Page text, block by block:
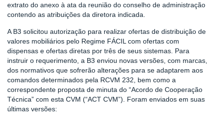
extrato do anexo à ata da reunião do conselho de administração
contendo as atribuições da diretora indicada.
A B3 solicitou autorização para realizar ofertas de distribuição de
valores mobiliários pelo Regime FÁCIL com ofertas com
dispensas e ofertas diretas por três de seus sistemas. Para
instruir o requerimento, a B3 enviou novas versões, com marcas,
dos normativos que sofrerão alterações para se adaptarem aos
comandos determinados pela RCVM 232, bem como a
correspondente proposta de minuta do “Acordo de Cooperação
Técnica” com esta CVM (“ACT CVM”). Foram enviados em suas
últimas versões: